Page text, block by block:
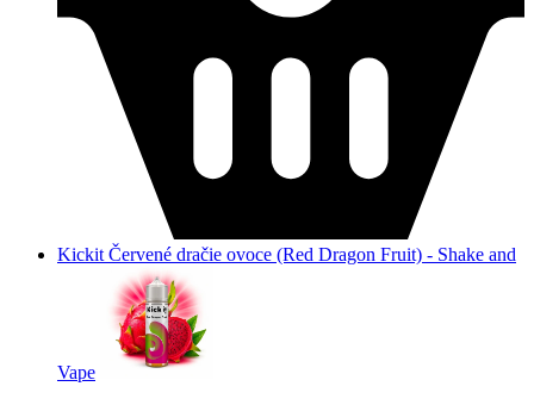
Kickit Červené dračie ovoce (Red Dragon Fruit) - Shake and
Vape